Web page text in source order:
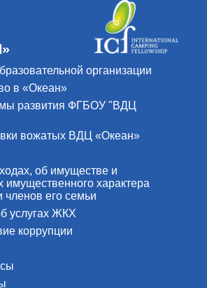
организации
в «Океан»
развития ФГБОУ "ВДЦ
вожатых ВДЦ «Океан»
об имуществе и
имущественного характера
членов его семьи
услугах ЖКХ
коррупции